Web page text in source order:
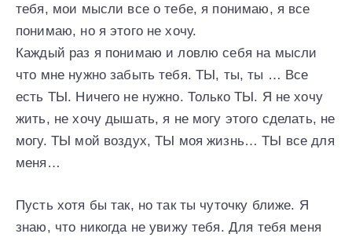
тебя, мои мысли все о тебе, я понимаю, я все
понимаю, но я этого не хочу.
Каждый раз я понимаю и ловлю себя на мысли
что мне нужно забыть тебя. ТЫ, ты, ты … Все
есть ТЫ. Ничего не нужно. Только ТЫ. Я не хочу
жить, не хочу дышать, я не могу этого сделать, не
могу. ТЫ мой воздух, ТЫ моя жизнь… ТЫ все для
меня…
Пусть хотя бы так, но так ты чуточку ближе. Я
знаю, что никогда не увижу тебя. Для тебя меня